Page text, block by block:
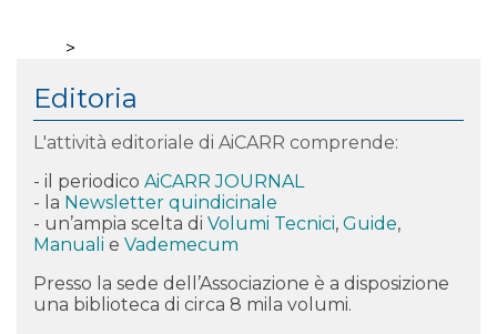
Editoria
L'attività editoriale di AiCARR comprende:
- il periodico AiCARR JOURNAL
- la Newsletter quindicinale
- un’ampia scelta di Volumi Tecnici, Guide,
Manuali e Vademecum
Presso la sede dell’Associazione è a disposizione
una biblioteca di circa 8 mila volumi.
>